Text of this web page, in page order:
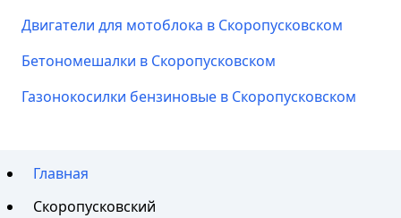
Двигатели для мотоблока в Скоропусковском
Бетономешалки в Скоропусковском
Газонокосилки бензиновые в Скоропусковском
Главная
Скоропусковский